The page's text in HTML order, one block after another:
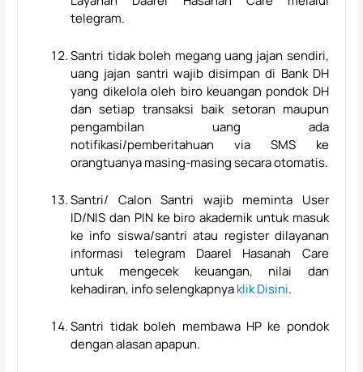
telegram.
Santri tidak boleh megang uang jajan sendiri,
uang jajan santri wajib disimpan di Bank DH
yang dikelola oleh biro keuangan pondok DH
dan setiap transaksi baik setoran maupun
pengambilan uang ada
notifikasi/pemberitahuan via SMS ke
orangtuanya masing-masing secara otomatis.
Santri/ Calon Santri wajib meminta User
ID/NIS dan PIN ke biro akademik untuk masuk
ke info siswa/santri atau register dilayanan
informasi telegram Daarel Hasanah Care
untuk mengecek keuangan, nilai dan
kehadiran, info selengkapnyaklik Disini.
Santri tidak boleh membawa HP ke pondok
dengan alasan apapun.